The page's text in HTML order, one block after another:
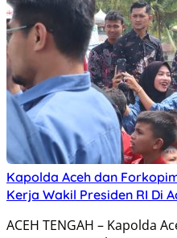
Kapolda Aceh dan
Kerja Wakil Presiden RI Di
ACEH TENGAH – Kapolda